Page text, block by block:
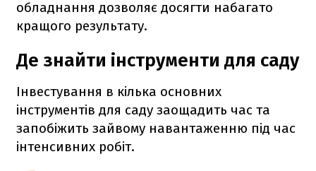
обладнання дозволяє досягти набагато
кращого результату.
Де знайти інструменти для саду
Інвестування в кілька основних
інструментів для саду заощадить час та
запобіжить зайвому навантаженню під час
інтенсивних робіт.